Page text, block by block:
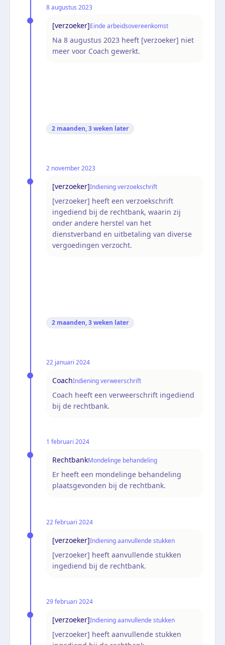
8 augustus 2023
[verzoeker]Einde arbeidsovereenkomst
Na 8 augustus 2023 heeft [verzoeker] niet
meer voor Coach gewerkt.
2 maanden, 3 weken later
2 november 2023
[verzoeker]Indiening verzoekschrift
[verzoeker] heeft een verzoekschrift
ingediend bij de rechtbank, waarin zij
onder andere herstel van het
dienstverband en uitbetaling van diverse
vergoedingen verzocht.
2 maanden, 3 weken later
22 januari 2024
CoachIndiening verweerschrift
Coach heeft een verweerschrift ingediend
bij de rechtbank.
1 februari 2024
RechtbankMondelinge behandeling
Er heeft een mondelinge behandeling
plaatsgevonden bij de rechtbank.
22 februari 2024
[verzoeker]Indiening aanvullende stukken
[verzoeker] heeft aanvullende stukken
ingediend bij de rechtbank.
29 februari 2024
[verzoeker]Indiening aanvullende stukken
[verzoeker] heeft aanvullende stukken